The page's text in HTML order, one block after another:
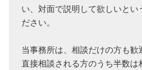
い、対面で説明して欲しいとい
ださい。
当事務所は、相談だけの方も
直接相談される方のうち半数は